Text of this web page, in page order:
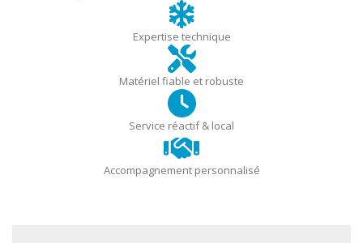
Expertise technique
Matériel fiable et robuste
Service réactif & local
Accompagnement personnalisé